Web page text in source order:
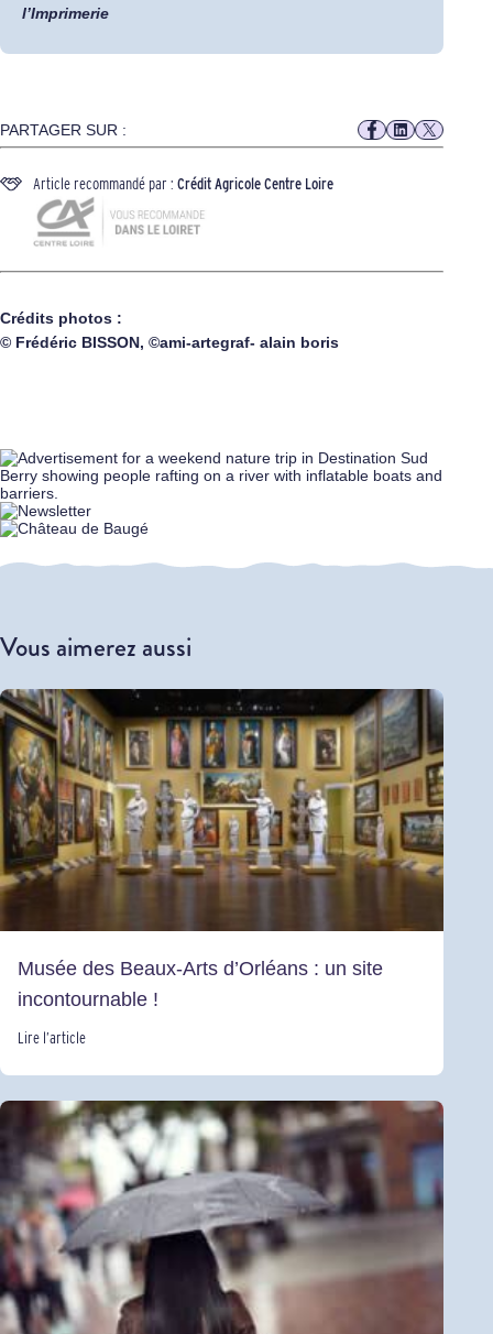
l’Imprimerie
PARTAGER SUR :
Article recommandé par : Crédit Agricole Centre Loire
Crédits photos :
© Frédéric BISSON, ©ami-artegraf- alain boris
Vous aimerez aussi
Musée des Beaux-Arts d’Orléans : un site
incontournable !
Lire l’article